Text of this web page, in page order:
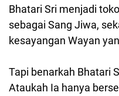
Bhatari Sri menjadi
sebagai Sang Jiwa,
kesayangan Wayan
Tapi benarkah Bhatari
Ataukah Ia hanya